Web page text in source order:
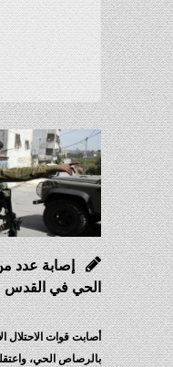
إصابة عدد
الحي في القدس
أصابت قوات الاحتلال
بالرصاص الحي،